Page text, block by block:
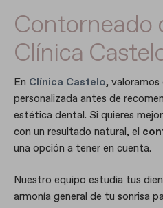
Contorneado
Clínica
En Clínica Castelo,
personalizada antes de
estética dental. Si quieres
con un resultado natural, el
una opción a tener en cuenta.
Nuestro equipo estudia tus
armonía general de tu sonrisa